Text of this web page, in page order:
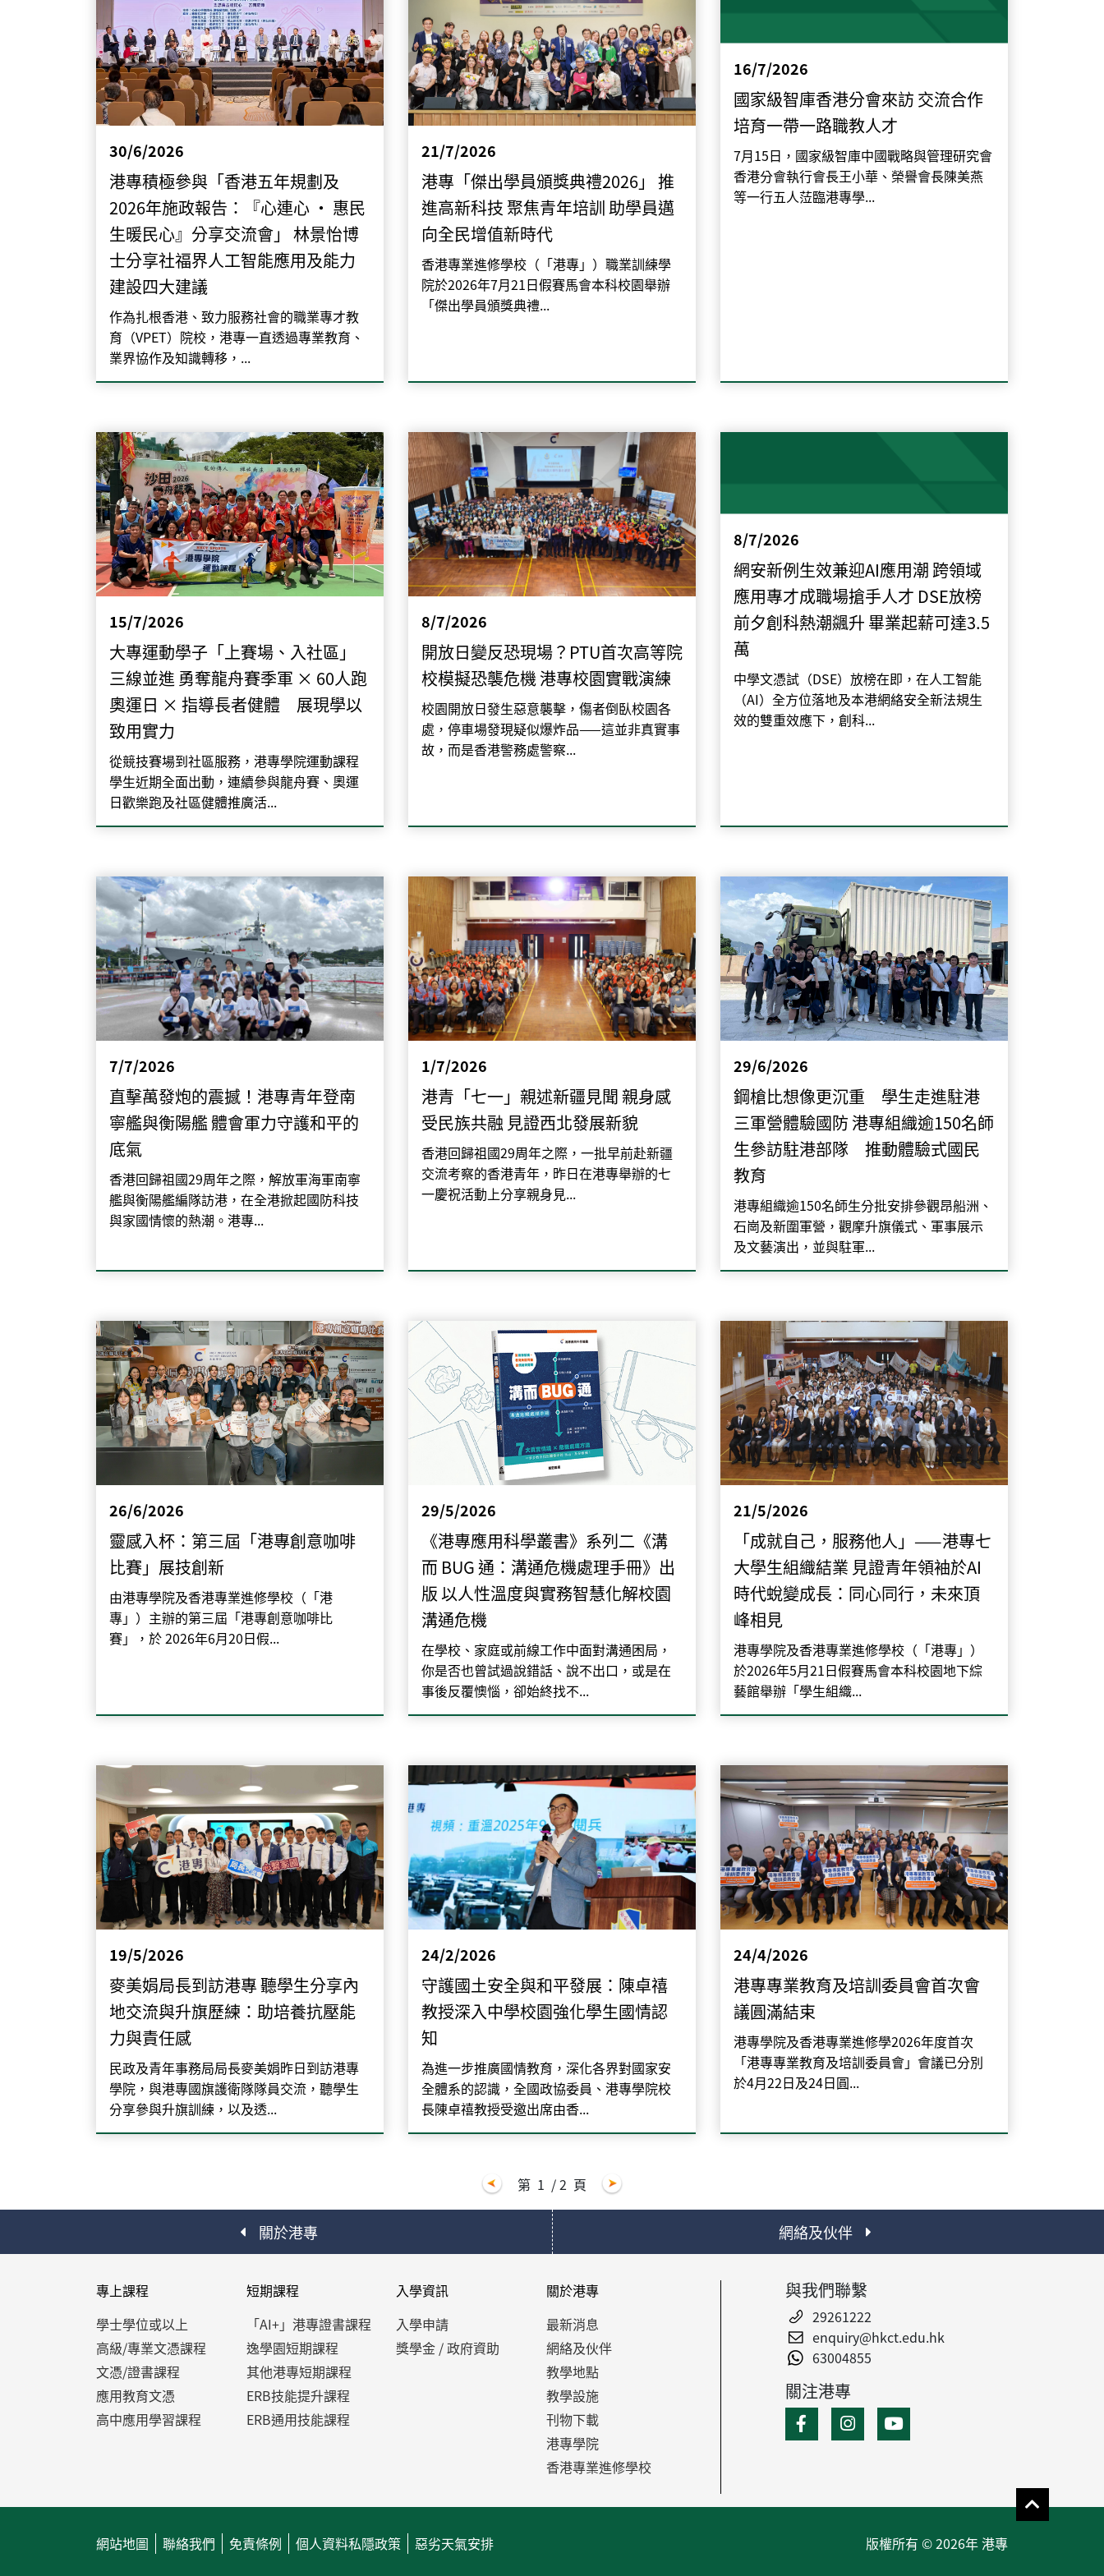
30/6/2026
港專積極參與「香港五年規劃及
2026年施政報告：『心連心 • 惠民
生暖民心』分享交流會」 林景怡博
士分享社福界人工智能應用及能力
建設四大建議
作為扎根香港、致力服務社會的職業專才教
育（VPET）院校，港專一直透過專業教育、
業界協作及知識轉移，...
21/7/2026
港專「傑出學員頒獎典禮2026」 推
進高新科技 聚焦青年培訓 助學員邁
向全民增值新時代
香港專業進修學校（「港專」）職業訓練學
院於2026年7月21日假賽馬會本科校園舉辦
「傑出學員頒獎典禮...
16/7/2026
國家級智庫香港分會來訪 交流合作
培育一帶一路職教人才
7月15日，國家級智庫中國戰略與管理研究會
香港分會執行會長王小華、榮譽會長陳美燕
等一行五人𦲷臨港專學...
15/7/2026
大專運動學子「上賽場、入社區」
三線並進 勇奪龍舟賽季軍 × 60人跑
奧運日 × 指導長者健體 展現學以
致用實力
從競技賽場到社區服務，港專學院運動課程
學生近期全面出動，連續參與龍舟賽、奧運
日歡樂跑及社區健體推廣活...
8/7/2026
開放日變反恐現場？PTU首次高等院
校模擬恐襲危機 港專校園實戰演練
校園開放日發生惡意襲擊，傷者倒臥校園各
處，停車場發現疑似爆炸品——這並非真實事
故，而是香港警務處警察...
8/7/2026
網安新例生效兼迎AI應用潮 跨領域
應用專才成職場搶手人才 DSE放榜
前夕創科熱潮飊升 畢業起薪可達3.5
萬
中學文憑試（DSE）放榜在即，在人工智能
（AI）全方位落地及本港網絡安全新法規生
效的雙重效應下，創科...
7/7/2026
直擊萬發炮的震撼！港專青年登南
寧艦與衡陽艦 體會軍力守護和平的
底氣
香港回歸祖國29周年之際，解放軍海軍南寧
艦與衡陽艦編隊訪港，在全港掀起國防科技
與家國情懷的熱潮。港專...
1/7/2026
港青「七一」親述新疆見聞 親身感
受民族共融 見證西北發展新貌
香港回歸祖國29周年之際，一批早前赴新疆
交流考察的香港青年，昨日在港專舉辦的七
一慶祝活動上分享親身見...
29/6/2026
鋼槍比想像更沉重 學生走進駐港
三軍營體驗國防 港專組織逾150名師
生參訪駐港部隊 推動體驗式國民
教育
港專組織逾150名師生分批安排參觀昂船洲、
石崗及新圍軍營，觀摩升旗儀式、軍事展示
及文藝演出，並與駐軍...
26/6/2026
靈感入杯：第三屆「港專創意咖啡
比賽」展技創新
由港專學院及香港專業進修學校（「港
專」）主辦的第三屆「港專創意咖啡比
賽」，於 2026年6月20日假...
29/5/2026
《港專應用科學叢書》系列二《溝
而 BUG 通：溝通危機處理手冊》出
版 以人性溫度與實務智慧化解校園
溝通危機
在學校、家庭或前線工作中面對溝通困局，
你是否也曾試過說錯話、說不出口，或是在
事後反覆懊惱，卻始終找不...
21/5/2026
「成就自己，服務他人」——港專七
大學生組織結業 見證青年領袖於AI
時代蛻變成長：同心同行，未來頂
峰相見
港專學院及香港專業進修學校（「港專」）
於2026年5月21日假賽馬會本科校園地下綜
藝館舉辦「學生組織...
19/5/2026
麥美娟局長到訪港專 聽學生分享內
地交流與升旗歷練：助培養抗壓能
力與責任感
民政及青年事務局局長麥美娟昨日到訪港專
學院，與港專國旗護衛隊隊員交流，聽學生
分享參與升旗訓練，以及透...
24/2/2026
守護國土安全與和平發展：陳卓禧
教授深入中學校園強化學生國情認
知
為進一步推廣國情教育，深化各界對國家安
全體系的認識，全國政協委員、港專學院校
長陳卓禧教授受邀出席由香...
24/4/2026
港專專業教育及培訓委員會首次會
議圓滿結束
港專學院及香港專業進修學2026年度首次
「港專專業教育及培訓委員會」會議已分別
於4月22日及24日圓...
第 1 / 2 頁
關於港專 網絡及伙伴
專上課程
學士學位或以上
高級/專業文憑課程
文憑/證書課程
應用教育文憑
高中應用學習課程
短期課程
「AI+」港專證書課程
逸學園短期課程
其他港專短期課程
ERB技能提升課程
ERB通用技能課程
入學資訊
入學申請
獎學金 / 政府資助
關於港專
最新消息
網絡及伙伴
教學地點
教學設施
刊物下載
港專學院
香港專業進修學校
與我們聯繫
29261222
enquiry@hkct.edu.hk
63004855
關注港專
網站地圖 聯絡我們 免責條例 個人資料私隱政策 惡劣天氣安排 版權所有 © 2026年 港專